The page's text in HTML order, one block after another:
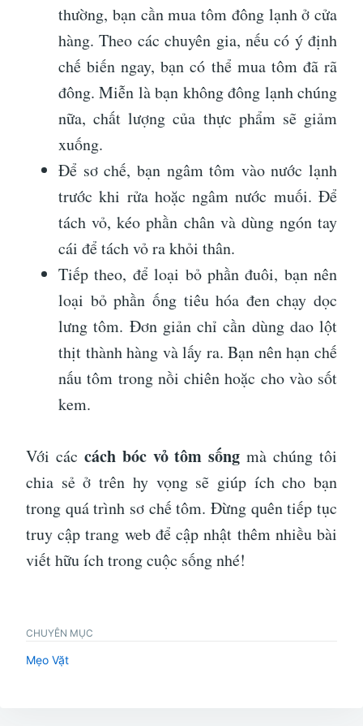
thường, bạn cần mua tôm đông lạnh ở cửa
hàng. Theo các chuyên gia, nếu có ý định
chế biến ngay, bạn có thể mua tôm đã rã
đông. Miễn là bạn không đông lạnh chúng
nữa, chất lượng của thực phẩm sẽ giảm
xuống.
Để sơ chế, bạn ngâm tôm vào nước lạnh
trước khi rửa hoặc ngâm nước muối. Để
tách vỏ, kéo phần chân và dùng ngón tay
cái để tách vỏ ra khỏi thân.
Tiếp theo, để loại bỏ phần đuôi, bạn nên
loại bỏ phần ống tiêu hóa đen chạy dọc
lưng tôm. Đơn giản chỉ cần dùng dao lột
thịt thành hàng và lấy ra. Bạn nên hạn chế
nấu tôm trong nồi chiên hoặc cho vào sốt
kem.
Với các cách bóc vỏ tôm sốngmà chúng tôi
chia sẻ ở trên hy vọng sẽ giúp ích cho bạn
trong quá trình sơ chế tôm. Đừng quên tiếp tục
truy cập trang web để cập nhật thêm nhiều bài
viết hữu ích trong cuộc sống nhé!
CHUYÊN MỤC
Mẹo Vặt